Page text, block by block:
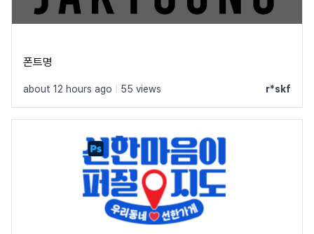
폰트명
about 12 hours ago 55 views r*skf